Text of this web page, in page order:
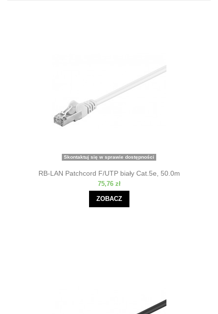
Skontaktuj się w sprawie dostępności
RB-LAN Patchcord F/UTP biały Cat.5e, 50.0m
75,76 zł
ZOBACZ